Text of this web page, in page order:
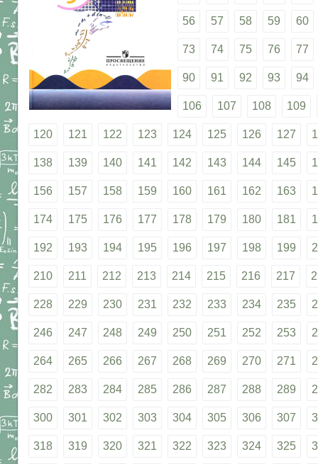
56 57 58 59 60
73 74 75 76 77
90 91 92 93 94
106 107 108 109
120 121 122 123 124 125 126 127
138 139 140 141 142 143 144 145
156 157 158 159 160 161 162 163
174 175 176 177 178 179 180 181
192 193 194 195 196 197 198 199
210 211 212 213 214 215 216 217
228 229 230 231 232 233 234 235
246 247 248 249 250 251 252 253
264 265 266 267 268 269 270 271
282 283 284 285 286 287 288 289
300 301 302 303 304 305 306 307
318 319 320 321 322 323 324 325